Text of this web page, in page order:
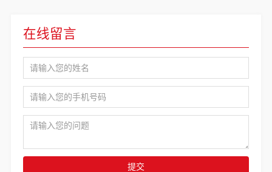
在线留言
提交